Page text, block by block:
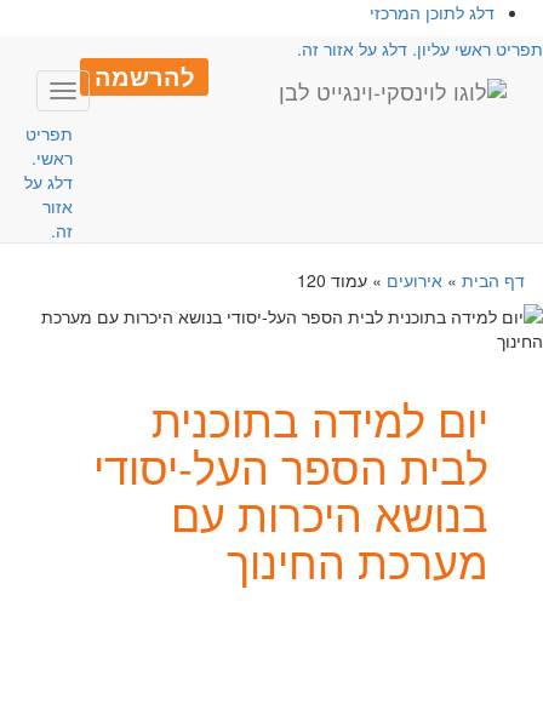
דלג לתוכן המרכזי
ראשי עליון. דלג על אזור זה.
להרשמה
Toggle
תפריט
ראשי.
דלג על
אזור
זה.
דף הבית» אירועים» עמוד 120
יום למידה בתוכנית
לבית הספר העל-יסודי
בנושא היכרות עם
מערכת החינוך